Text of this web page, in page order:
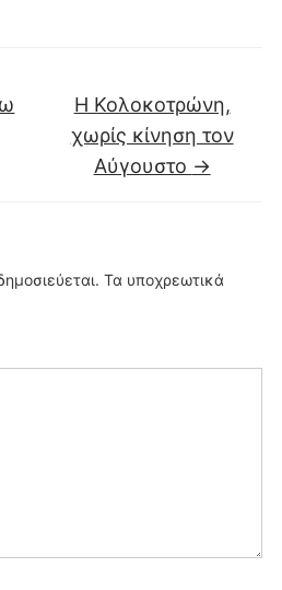
Η Κολοκοτρώνη,
χωρίς κίνηση τον
Αύγουστο →
Τα υποχρεωτικά